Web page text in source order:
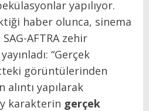
yapılıyor.
haber olunca, sinema
AFTRA zehir
“Gerçek
görüntülerinden
yapılarak
karakterin gerçek